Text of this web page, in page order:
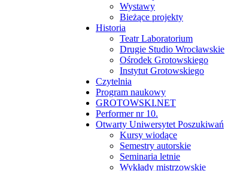
Wystawy
Bieżące projekty
Historia
Teatr Laboratorium
Drugie Studio Wrocławskie
Ośrodek Grotowskiego
Instytut Grotowskiego
Czytelnia
Program naukowy
GROTOWSKI.NET
Performer nr 10.
Otwarty Uniwersytet Poszukiwań
Kursy wiodące
Semestry autorskie
Seminaria letnie
Wykłady mistrzowskie